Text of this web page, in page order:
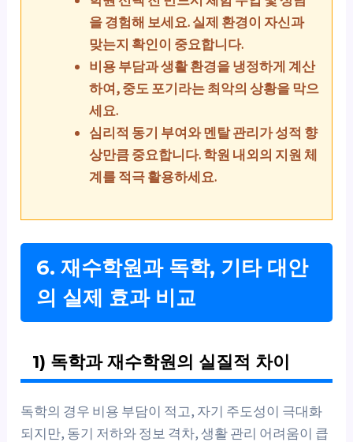
을 경험해 보세요. 실제 환경이 자신과
맞는지 확인이 중요합니다.
비용 부담과 생활 환경을 냉정하게 계산
하여, 중도 포기라는 최악의 상황을 막으
세요.
심리적 동기 부여와 멘탈 관리가 성적 향
상만큼 중요합니다. 학원 내외의 지원 체
계를 적극 활용하세요.
6. 재수학원과 독학, 기타 대안
의 실제 효과 비교
1) 독학과 재수학원의 실질적 차이
독학의 경우 비용 부담이 적고, 자기 주도성이 극대화
되지만, 동기 저하와 정보 격차, 생활 관리 어려움이 큽